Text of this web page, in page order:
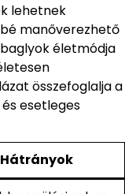
lehetnek
manőverezhető
életmódja
összefoglalja a
esetleges
Hátrányok